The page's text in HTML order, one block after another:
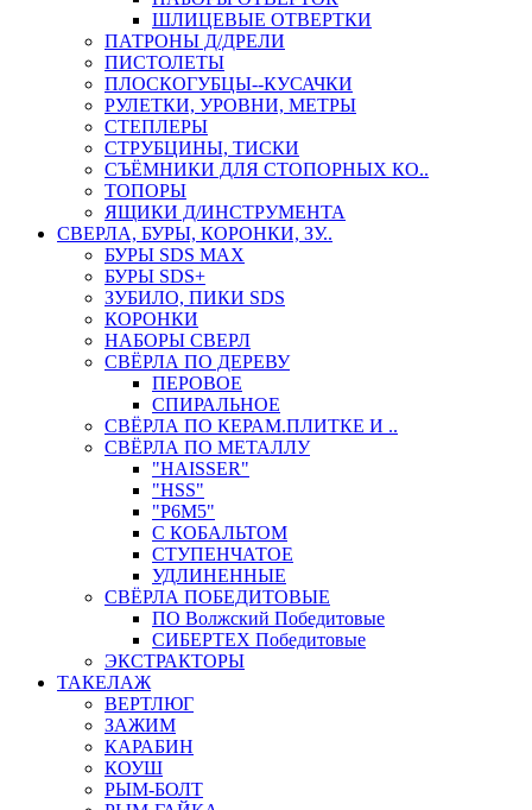
ШЛИЦЕВЫЕ ОТВЕРТКИ
ПАТРОНЫ Д/ДРЕЛИ
ПИСТОЛЕТЫ
ПЛОСКОГУБЦЫ--КУСАЧКИ
РУЛЕТКИ, УРОВНИ, МЕТРЫ
СТЕПЛЕРЫ
СТРУБЦИНЫ, ТИСКИ
СЪЁМНИКИ ДЛЯ СТОПОРНЫХ КО..
ТОПОРЫ
ЯЩИКИ Д/ИНСТРУМЕНТА
СВЕРЛА, БУРЫ, КОРОНКИ, ЗУ..
БУРЫ SDS MAX
БУРЫ SDS+
ЗУБИЛО, ПИКИ SDS
КОРОНКИ
НАБОРЫ СВЕРЛ
СВЁРЛА ПО ДЕРЕВУ
ПЕРОВОЕ
СПИРАЛЬНОЕ
СВЁРЛА ПО КЕРАМ.ПЛИТКЕ И ..
СВЁРЛА ПО МЕТАЛЛУ
"HAISSER"
"HSS"
"Р6М5"
С КОБАЛЬТОМ
СТУПЕНЧАТОЕ
УДЛИНЕННЫЕ
СВЁРЛА ПОБЕДИТОВЫЕ
ПО Волжский Победитовые
СИБЕРТЕХ Победитовые
ЭКСТРАКТОРЫ
ТАКЕЛАЖ
ВЕРТЛЮГ
ЗАЖИМ
КАРАБИН
КОУШ
РЫМ-БОЛТ